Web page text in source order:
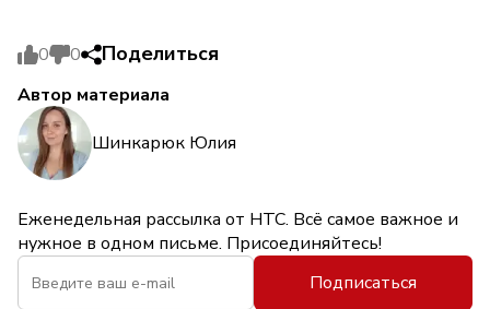
0 0 Поделиться
Автор материала
Шинкарюк Юлия
Еженедельная рассылка от НТС. Всё самое важное и
нужное в одном письме. Присоединяйтесь!
Подписаться